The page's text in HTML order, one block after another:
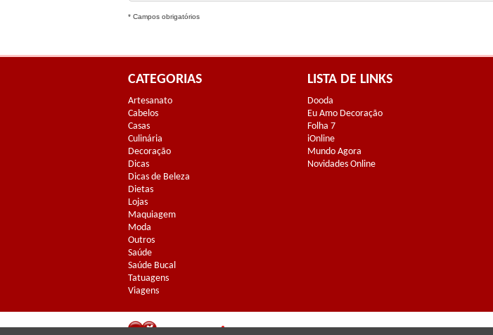
* Campos obrigatórios
CATEGORIAS
Artesanato
Cabelos
Casas
Culinária
Decoração
Dicas
Dicas de Beleza
Dietas
Lojas
Maquiagem
Moda
Outros
Saúde
Saúde Bucal
Tatuagens
Viagens
LISTA DE LINKS
Dooda
Eu Amo Decoração
Folha 7
iOnline
Mundo Agora
Novidades Online